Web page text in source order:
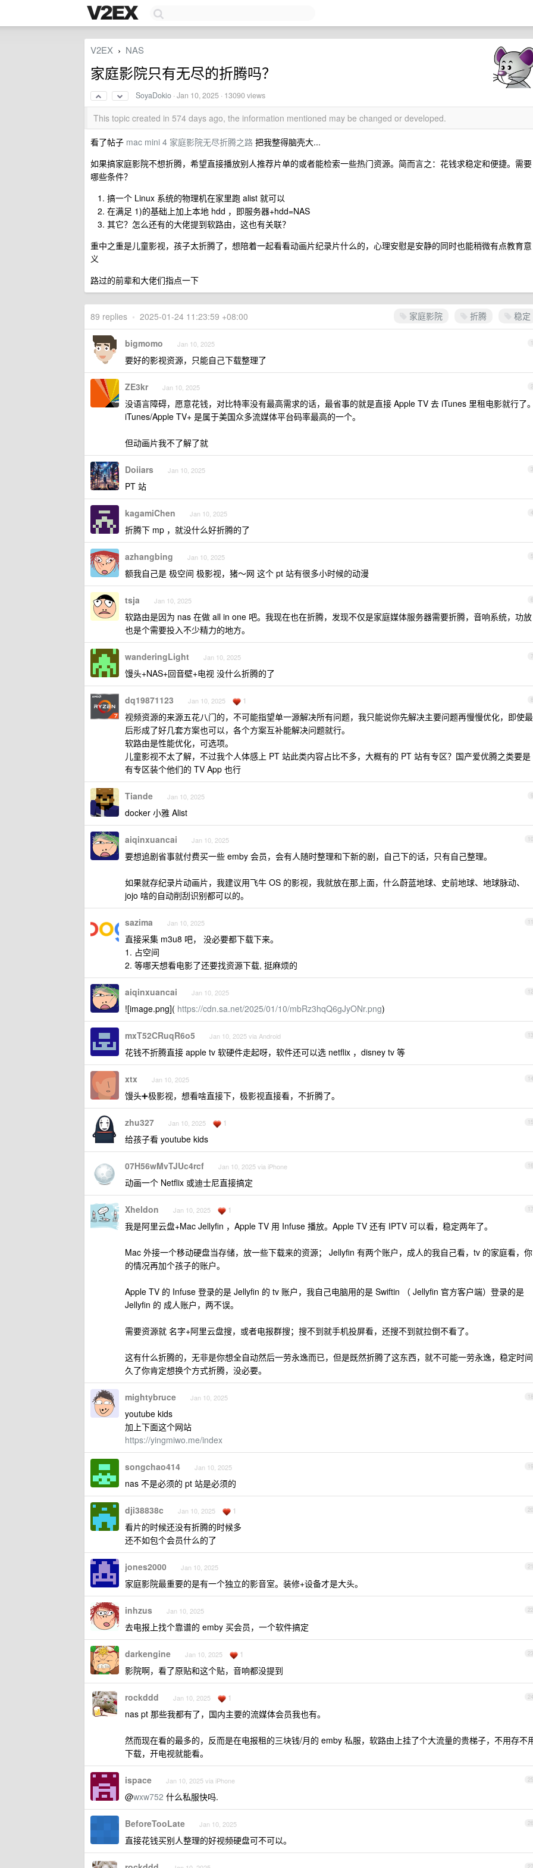
V2EX › NAS
家庭影院只有无尽的折腾吗？
SoyaDokio ·Jan 10, 2025 · 13090 views
This topic created in 574 days ago, the information mentioned may be changed or developed.
看了帖子 mac mini 4 家庭影院无尽折腾之路 把我整得脑壳大...
如果搞家庭影院不想折腾，希望直接播放别人推荐片单的或者能检索一些热门资源。简而言之：花钱求稳定和便捷。需要
哪些条件？
搞一个 Linux 系统的物理机在家里跑 alist 就可以
在满足 1)的基础上加上本地 hdd ，即服务器+hdd=NAS
其它？怎么还有的大佬提到软路由，这也有关联？
重中之重是儿童影视，孩子太折腾了，想陪着一起看看动画片纪录片什么的，心理安慰是安静的同时也能稍微有点教育意
义
路过的前辈和大佬们指点一下
家庭影院 折腾 稳定
89 replies • 2025-01-24 11:23:59 +08:00
1
bigmomo Jan 10, 2025
要好的影视资源，只能自己下载整理了
2
ZE3kr Jan 10, 2025
没语言障碍，愿意花钱，对比特率没有最高需求的话，最省事的就是直接 Apple TV 去 iTunes 里租电影就行了。
iTunes/Apple TV+ 是属于美国众多流媒体平台码率最高的一个。
但动画片我不了解了就
3
Doiiars Jan 10, 2025
PT 站
4
kagamiChen Jan 10, 2025
折腾下 mp ，就没什么好折腾的了
5
azhangbing Jan 10, 2025
额我自己是 极空间 极影视，猪～网 这个 pt 站有很多小时候的动漫
6
tsja Jan 10, 2025
软路由是因为 nas 在做 all in one 吧。我现在也在折腾，发现不仅是家庭媒体服务器需要折腾，音响系统，功放
也是个需要投入不少精力的地方。
7
wanderingLight Jan 10, 2025
馒头+NAS+回音壁+电视 没什么折腾的了
8
dq19871123 Jan 10, 2025 1
视频资源的来源五花八门的，不可能指望单一源解决所有问题，我只能说你先解决主要问题再慢慢优化，即使最
后形成了好几套方案也可以，各个方案互补能解决问题就行。
软路由是性能优化，可选项。
儿童影视不太了解，不过我个人体感上 PT 站此类内容占比不多，大概有的 PT 站有专区？国产爱优腾之类要是
有专区装个他们的 TV App 也行
9
Tiande Jan 10, 2025
docker 小雅 Alist
10
aiqinxuancai Jan 10, 2025
要想追剧省事就付费买一些 emby 会员，会有人随时整理和下新的剧，自己下的话，只有自己整理。
如果就存纪录片动画片，我建议用飞牛 OS 的影视，我就放在那上面，什么蔚蓝地球、史前地球、地球脉动、
jojo 啥的自动削刮识别都可以的。
11
sazima Jan 10, 2025
直接采集 m3u8 吧， 没必要都下载下来。
1. 占空间
2. 等哪天想看电影了还要找资源下载, 挺麻烦的
12
aiqinxuancai Jan 10, 2025
![image.png]( https://cdn.sa.net/2025/01/10/mbRz3hqQ6gJyONr.png)
13
mxT52CRuqR6o5 Jan 10, 2025 via Android
花钱不折腾直接 apple tv 软硬件走起呀，软件还可以选 netflix ，disney tv 等
14
xtx Jan 10, 2025
馒头➕极影视，想看啥直接下，极影视直接看，不折腾了。
15
zhu327 Jan 10, 2025 1
给孩子看 youtube kids
16
07H56wMvTJUc4rcf Jan 10, 2025 via iPhone
动画一个 Netflix 或迪士尼直接搞定
17
Xheldon Jan 10, 2025 1
我是阿里云盘+Mac Jellyfin ，Apple TV 用 Infuse 播放。Apple TV 还有 IPTV 可以看，稳定两年了。
Mac 外接一个移动硬盘当存储，放一些下载来的资源； Jellyfin 有两个账户，成人的我自己看，tv 的家庭看，你
的情况再加个孩子的账户。
Apple TV 的 Infuse 登录的是 Jellyfin 的 tv 账户，我自己电脑用的是 Swiftin （ Jellyfin 官方客户端）登录的是
Jellyfin 的 成人账户，两不误。
需要资源就 名字+阿里云盘搜，或者电报群搜；搜不到就手机投屏看，还搜不到就拉倒不看了。
这有什么折腾的，无非是你想全自动然后一劳永逸而已，但是既然折腾了这东西，就不可能一劳永逸，稳定时间
久了你肯定想换个方式折腾，没必要。
18
mightybruce Jan 10, 2025
youtube kids
加上下面这个网站
https://yingmiwo.me/index
19
songchao414 Jan 10, 2025
nas 不是必须的 pt 站是必须的
20
dji38838c Jan 10, 2025 1
看片的时候还没有折腾的时候多
还不如包个会员什么的了
21
jones2000 Jan 10, 2025
家庭影院最重要的是有一个独立的影音室。装修+设备才是大头。
22
inhzus Jan 10, 2025
去电报上找个靠谱的 emby 买会员，一个软件搞定
23
darkengine Jan 10, 2025 1
影院啊，看了原贴和这个贴，音响都没提到
24
rockddd Jan 10, 2025 1
nas pt 那些我都有了，国内主要的流媒体会员我也有。
然而现在看的最多的，反而是在电报租的三块钱/月的 emby 私服，软路由上挂了个大流量的贵梯子，不用存不
下载，开电视就能看。
25
ispace Jan 10, 2025 via iPhone
@wxw752 什么私服快吗.
26
BeforeTooLate Jan 10, 2025
直接花钱买别人整理的好视频硬盘可不可以。